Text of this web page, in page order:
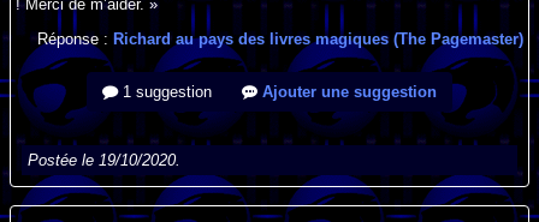
! Merci de m’aider. »
Réponse : Richard au pays des livres magiques (The Pagemaster)
1 suggestion Ajouter une suggestion
Postée le 19/10/2020.